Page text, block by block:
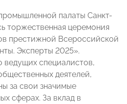
палаты Санкт-
торжественная церемония
престижной Всероссийской
Эксперты 2025».
специалистов,
деятелей,
за свои значимые
сферах. За вклад в